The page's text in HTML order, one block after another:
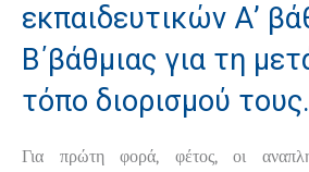
εκπαιδευτικών Α’
Β΄βάθμιας για τη
τόπο διορισμού τους.
Για πρώτη φορά, φέτος, οι